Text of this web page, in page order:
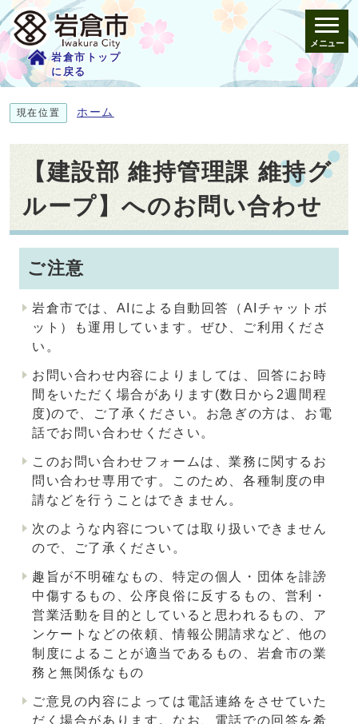
岩倉市トップ
に戻る
メニュー
現在位置 ホーム
【建設部 維持管理課 維持グ
ループ】へのお問い合わせ
ご注意
岩倉市では、AIによる自動回答（AIチャットボ
ット）も運用しています。ぜひ、ご利用くださ
い。
お問い合わせ内容によりましては、回答にお時
間をいただく場合があります(数日から2週間程
度)ので、ご了承ください。お急ぎの方は、お電
話でお問い合わせください。
このお問い合わせフォームは、業務に関するお
問い合わせ専用です。このため、各種制度の申
請などを行うことはできません。
次のような内容については取り扱いできません
ので、ご了承ください。
趣旨が不明確なもの、特定の個人・団体を誹謗
中傷するもの、公序良俗に反するもの、営利・
営業活動を目的としていると思われるもの、ア
ンケートなどの依頼、情報公開請求など、他の
制度によることが適当であるもの、岩倉市の業
務と無関係なもの
ご意見の内容によっては電話連絡をさせていた
だく場合があります。なお、電話での回答を希